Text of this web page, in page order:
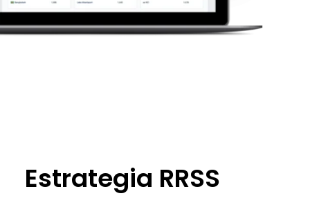
Estrategia RRSS